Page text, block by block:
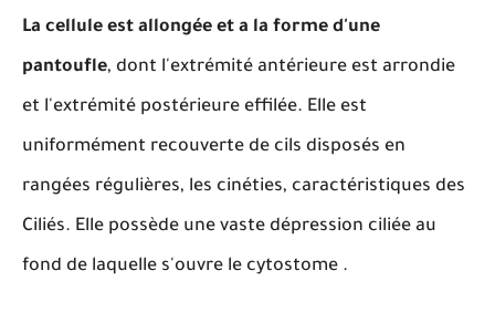
La cellule est allongée et a la forme d'une
pantoufle, dont l'extrémité antérieure est arrondie
et l'extrémité postérieure effilée. Elle est
uniformément recouverte de cils disposés en
rangées régulières, les cinéties, caractéristiques des
Ciliés. Elle possède une vaste dépression ciliée au
fond de laquelle s'ouvre le cytostome .